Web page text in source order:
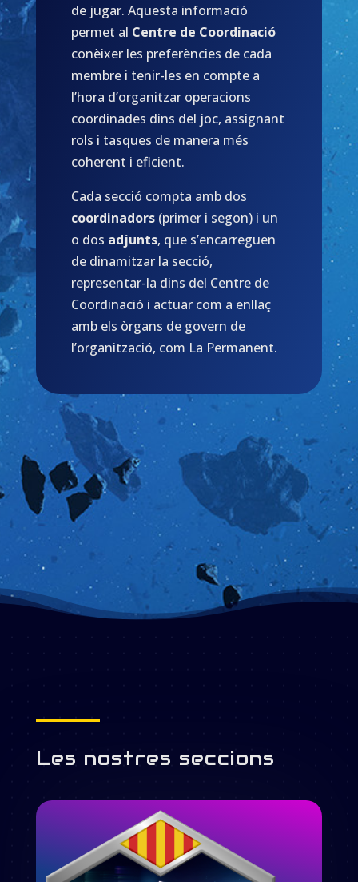
de jugar. Aquesta informació
permet al Centre de Coordinació
conèixer les preferències de cada
membre i tenir-les en compte a
l’hora d’organitzar operacions
coordinades dins del joc, assignant
rols i tasques de manera més
coherent i eficient.
Cada secció compta amb dos
coordinadors(primer i segon) i un
o dos adjunts, que s’encarreguen
de dinamitzar la secció,
representar-la dins del Centre de
Coordinació i actuar com a enllaç
amb els òrgans de govern de
l’organització, com La Permanent.
Les nostres seccions